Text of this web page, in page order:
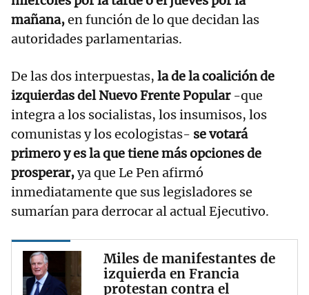
mañana,en función de lo que decidan las
autoridades parlamentarias.
De las dos interpuestas, la de la coalición de
izquierdas del Nuevo Frente Popular-que
integra a los socialistas, los insumisos, los
comunistas y los ecologistas- se votará
primero y es la que tiene más opciones de
prosperar,ya que Le Pen afirmó
inmediatamente que sus legisladores se
sumarían para derrocar al actual Ejecutivo.
Miles de manifestantes de
izquierda en Francia
protestan contra el